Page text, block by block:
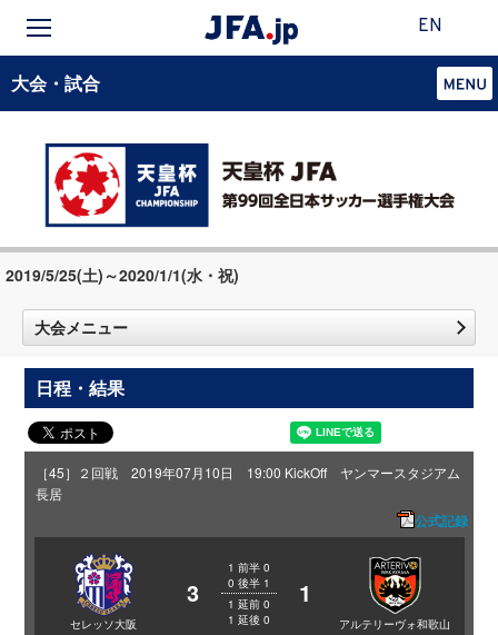
EN
大会・試合
2019/5/25(土)～2020/1/1(水・祝)
大会メニュー
日程・結果
［45］２回戦 2019年07月10日 19:00 KickOff ヤンマースタジアム
長居
公式記録
セレッソ大阪
3
1 前半 0
0 後半 1
1 延前 0
1 延後 0
1
アルテリーヴォ和歌山